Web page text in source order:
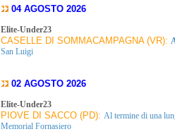
04 AGOSTO 2026
Elite-Under23
CASELLE DI SOMMACAMPAGNA (VR):
San Luigi
02 AGOSTO 2026
Elite-Under23
PIOVE DI SACCO (PD): Al termine di una
Memorial Fornasiero